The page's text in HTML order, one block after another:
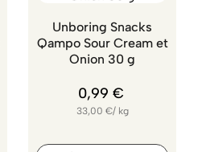
Unboring Snacks
Qampo Sour Cream et
Onion 30 g
0,99 €
33,00 €/ kg